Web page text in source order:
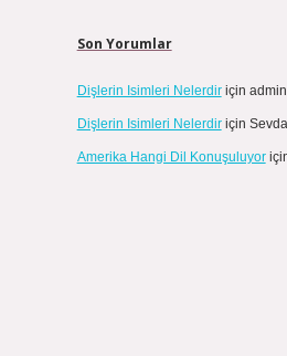
Son Yorumlar
Dişlerin Isimleri Nelerdiriçin admin
Dişlerin Isimleri Nelerdiriçin Sevda
Amerika Hangi Dil Konuşuluyor